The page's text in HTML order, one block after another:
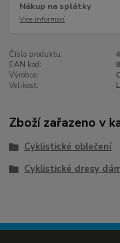
Nákup na splátky
Více informací
Číslo produktu:
EAN kód:
Výrobce:
Velikost:
L
Zboží zařazeno v
Cyklistické oblečení
Cyklistické dresy